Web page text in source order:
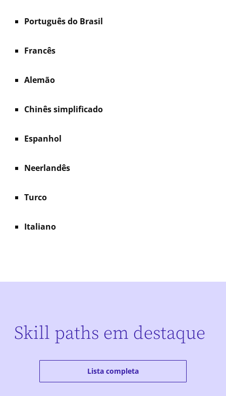
Português do Brasil
Francês
Alemão
Chinês simplificado
Espanhol
Neerlandês
Turco
Italiano
Skill paths em destaque
Lista completa